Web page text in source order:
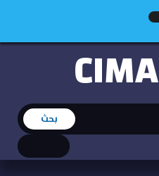
CIMA